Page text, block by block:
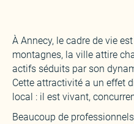
À Annecy, le cadre de vie
montagnes, la ville attire
actifs séduits par son
Cette attractivité a un effet
local : il est vivant,
Beaucoup de